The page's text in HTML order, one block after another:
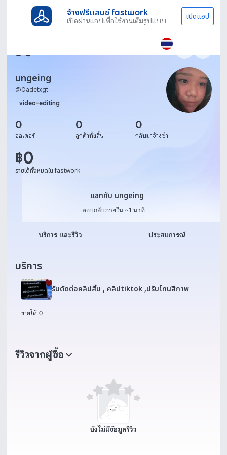
จ้างฟรีแลนซ์ fastwork
เปิดผ่านแอปเพื่อใช้งานเต็มรูปแบบ เปิดแอป
ungeing
@0adetxgt
video-editing
0
ออเดอร์
0
ลูกค้าทั้งสิ้น
0
กลับมาจ้างซ้ำ
฿0
รายได้ทั้งหมดใน fastwork
แชทกับ ungeing
แชทกับ ungeing
ตอบกลับภายใน ~1 นาที
บริการ และรีวิว ประสบการณ์
บริการ
รับตัดต่อคลิปสั้น , คลิปtiktok ,ปรับโทนสีภาพ
ขายได้ 0
รีวิวจากผู้ซื้อ
ยังไม่มีข้อมูลรีวิว